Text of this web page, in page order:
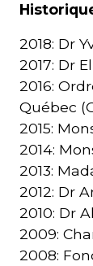
2018: Dr
2017: Dr
2016:
Québec
2015:
2014:
2013:
2012: Dr
2010: Dr
2009:
2008: